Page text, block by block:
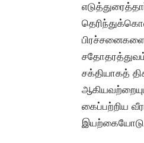
சக்தியாகத்
கைப்பற்றிய
இயற்கையோடு